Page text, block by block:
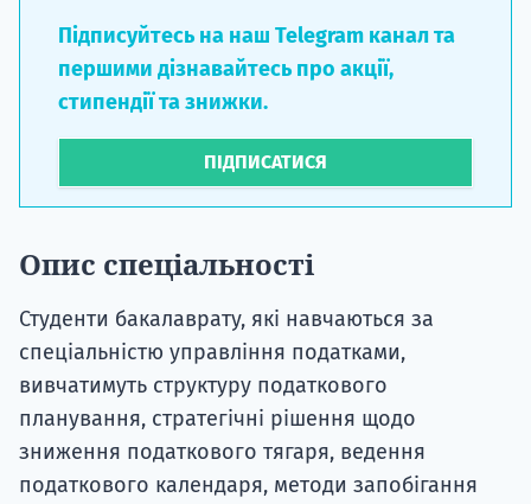
Підписуйтесь на наш Telegram канал та
першими дізнавайтесь про акції,
стипендії та знижки.
ПІДПИСАТИСЯ
Опис спеціальності
Студенти бакалаврату, які навчаються за
спеціальністю управління податками,
вивчатимуть структуру податкового
планування, стратегічні рішення щодо
зниження податкового тягаря, ведення
податкового календаря, методи запобігання